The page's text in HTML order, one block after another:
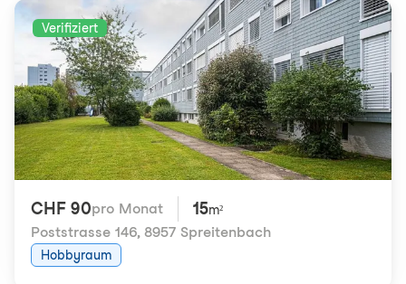
Verifiziert
CHF 90pro Monat 15m²
Poststrasse 146, 8957 Spreitenbach
Hobbyraum